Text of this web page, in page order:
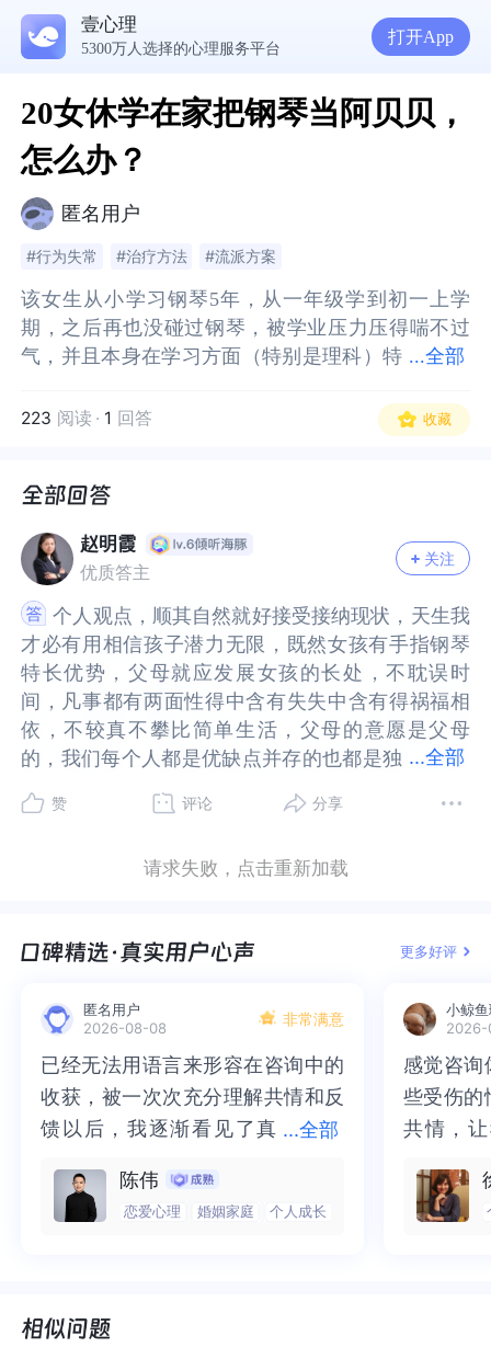
壹心理
5300万人选择的心理服务平台
打开App
20女休学在家把钢琴当阿贝贝，
怎么办？
匿名用户
#行为失常 #治疗方法 #流派方案
...全部
该女生从小学习钢琴5年，从一年级学到初一上学
期，之后再也没碰过钢琴，被学业压力压得喘不过
气，并且本身在学习方面（特别是理科）特
的天赋和手指条件，但是其父母认为学艺术没出路
找不到工作，不支持其往钢琴方面发展，觉得成绩
由，打击她对钢琴的热爱，逼迫她中考必须考上省
重高，高中努力考上985211。在长期的压力和严格
的学业要求下，该女生考上了重高也被迫选择了父
母为其铺设的道路。然而，该女生在重高无论如何
努力也无法进入班级中上游，甚至在高三是年级倒
数，自从进青春期性格越来越孤僻自卑，长时间晚
上睡前流泪，在深夜抱钢琴说悄悄话，并且在高中
时出现缺乏兴趣食欲不振的现象。其父母觉得她吃
不了苦，不够勤奋，内心脆弱，觉得这是学习压力
大出现的正常情况。但是不出所料，该女生在高考
考不上一本的少数。父母很失望，但不甘心还是往
本。但是女生在高考后的暑假出现了如果不弹琴就
琴上的灰尘，或闭上眼感觉手指记忆还在的时候就
郁，医生说她无法继续复读或上大学。所以这两年
该女生每天在家只弹琴，也不愿意复读。但是母亲
不太能接受女儿未来不如自己有钱优秀。目前女孩
只希望走钢琴专业重新艺考并以此为事业发展。现
在父母需要用什么方法让女孩抑郁症慢慢恢复？
该女生从小学习钢琴5年，从一年级学到初一上学
期，之后再也没碰过钢琴，被学业压力压得喘不过
气，并且本身在学习方面（特别是理科）特别吃
赋和手指条件，但是其父母认为学艺术没出路找不
到工作，不支持其往钢琴方面发展，觉得成绩好才
打击她对钢琴的热爱，逼迫她中考必须考上省重
高，高中努力考上985211。在长期的压力和严格的
学业要求下，该女生考上了重高也被迫选择了父母
为其铺设的道路。然而，该女生在重高无论如何努
力也无法进入班级中上游，甚至在高三是年级倒
数，自从进青春期性格越来越孤僻自卑，长时间晚
上睡前流泪，在深夜抱钢琴说悄悄话，并且在高中
时出现缺乏兴趣食欲不振的现象。其父母觉得她吃
不了苦，不够勤奋，内心脆弱，觉得这是学习压力
大出现的正常情况。但是不出所料，该女生在高考
考不上一本的少数。父母很失望，但不甘心还是往
本。但是女生在高考后的暑假出现了如果不弹琴就
琴上的灰尘，或闭上眼感觉手指记忆还在的时候就
郁，医生说她无法继续复读或上大学。所以这两年
该女生每天在家只弹琴，也不愿意复读。但是母亲
不太能接受女儿未来不如自己有钱优秀。目前女孩
只希望走钢琴专业重新艺考并以此为事业发展。现
在父母需要用什么方法让女孩抑郁症慢慢恢复？
223 阅读 · 1 回答 收藏
赵明霞
优质答主
关注
...全部
个人观点，顺其自然就好接受接纳现状，天生我
才必有用相信孩子潜力无限，既然女孩有手指钢琴
特长优势，父母就应发展女孩的长处，不耽误时
间，凡事都有两面性得中含有失失中含有得祸福相
依，不较真不攀比简单生活，父母的意愿是父母
的，我们每个人都是优缺点并存的也都是独
自的任务需要完成，珍惜当下。
个人观点，顺其自然就好接受接纳现状，天生我
才必有用相信孩子潜力无限，既然女孩有手指钢琴
特长优势，父母就应发展女孩的长处，不耽误时
间，凡事都有两面性得中含有失失中含有得祸福相
依，不较真不攀比简单生活，父母的意愿是父母
的，我们每个人都是优缺点并存的也都是独一无二
务需要完成，珍惜当下。
赞 评论 分享
请求失败，点击重新加载
更多好评
匿名用户
2026-08-08
非常满意
...全部
已经无法用语言来形容在咨询中的
收获，被一次次充分理解共情和反
馈以后，我逐渐看见了真
清晰，也慢慢找回了内在的力量。
虽然不知道还要有多久的路要走，
这里，让我真切的感受到了🙏❤️
已经无法用语言来形容在咨询中的
收获，被一次次充分理解共情和反
馈以后，我逐渐看见了真实的那
也慢慢找回了内在的力量。虽然不
知道还要有多久的路要走，但我很
让我真切的感受到了🙏❤️
陈伟
恋爱心理 婚姻家庭 个人成长
小鲸
感觉咨询
些受伤的
共情，
一部分
而且当
感觉咨询
些受伤的
共情，让
处理的
询师准